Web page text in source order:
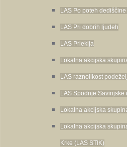
LAS Po poteh
LAS Pri dobrih ljudeh
LAS Prlekija
Lokalna akcijska
LAS raznolikost
LAS Spodnje Savinjske
Lokalna akcijska
Lokalna akcijska
Krke (LAS STIK)